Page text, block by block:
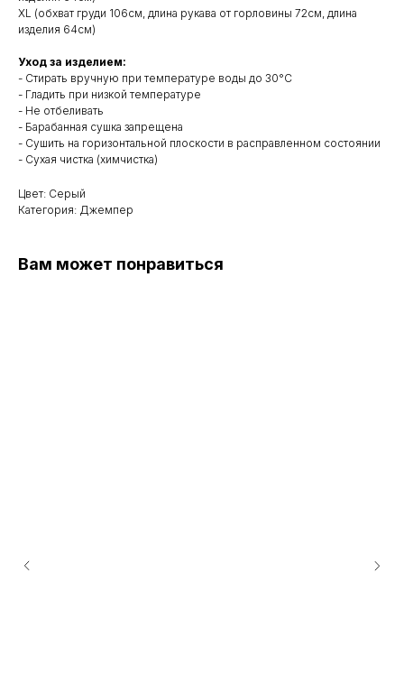
XL (обхват груди 106см, длина рукава от горловины 72см, длина
изделия 64см)
Уход за изделием:
- Стирать вручную при температуре воды до 30°C
- Гладить при низкой температуре
- Не отбеливать
- Барабанная сушка запрещена
- Сушить на горизонтальной плоскости в расправленном состоянии
- Сухая чистка (химчистка)
Цвет: Серый
Категория: Джемпер
Вам может понравиться